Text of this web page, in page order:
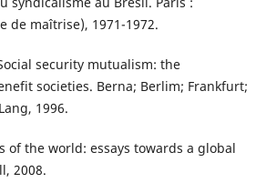
de maîtrise), 1971-1972.
security mutualism: the
societies. Berna; Berlim; Frankfurt;
1996.
of the world: essays towards a global
2008.